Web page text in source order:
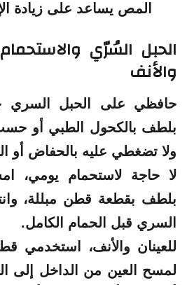
المص يساعد على زيادة
الحبل السُرّي
والأنف
حافظي على الحبل السري
بلطف بالكحول الطبي أو
ولا تضغطي عليه بالحفاض أو
لا حاجة لاستحمام يومي،
بلطف بقطعة قطن مبللة،
السري قبل الحمام الكامل.
للعينان والأنف، استخدمي
لمسح العين من الداخل إلى